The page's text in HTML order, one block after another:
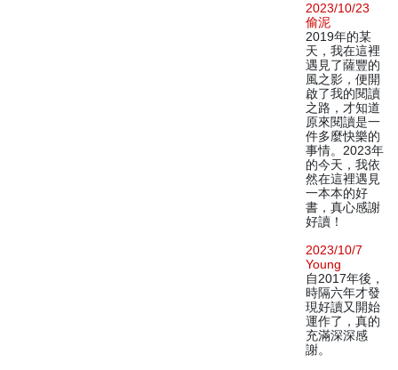
2023/10/23
偷泥
2019年的某
天，我在這裡
遇見了薩豐的
風之影，便開
啟了我的閱讀
之路，才知道
原來閱讀是一
件多麼快樂的
事情。2023年
的今天，我依
然在這裡遇見
一本本的好
書，真心感謝
好讀！
2023/10/7
Young
自2017年後，
時隔六年才發
現好讀又開始
運作了，真的
充滿深深感
謝。